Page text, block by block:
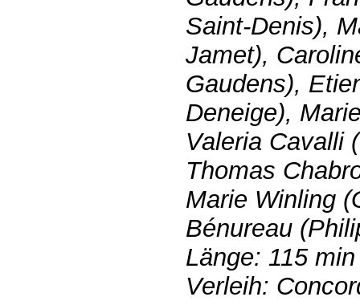
Saint-Denis),
Jamet),
Gaudens),
Deneige),
Valeria Cavalli
Thomas
Marie Winling
Bénureau
Länge: 115 min
Verleih: